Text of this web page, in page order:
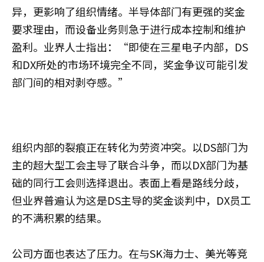
异，更影响了组织情绪。半导体部门有更强的奖金
要求理由，而设备业务则急于进行成本控制和维护
盈利。业界人士指出：“即使在三星电子内部，DS
和DX所处的市场环境完全不同，奖金争议可能引发
部门间的相对剥夺感。”
组织内部的裂痕正在转化为劳资冲突。以DS部门为
主的超大型工会主导了联合斗争，而以DX部门为基
础的同行工会则选择退出。表面上看是路线分歧，
但业界普遍认为这是DS主导的奖金谈判中，DX员工
的不满积累的结果。
公司方面也表达了压力。在与SK海力士、美光等竞